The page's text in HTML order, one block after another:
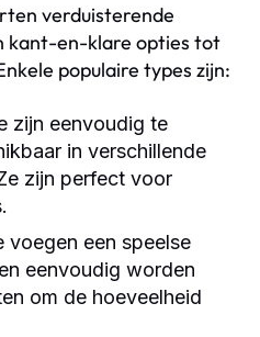
verduisterende
kant-en-klare opties tot
populaire types zijn:
zijn eenvoudig te
in verschillende
zijn perfect voor
voegen een speelse
eenvoudig worden
om de hoeveelheid